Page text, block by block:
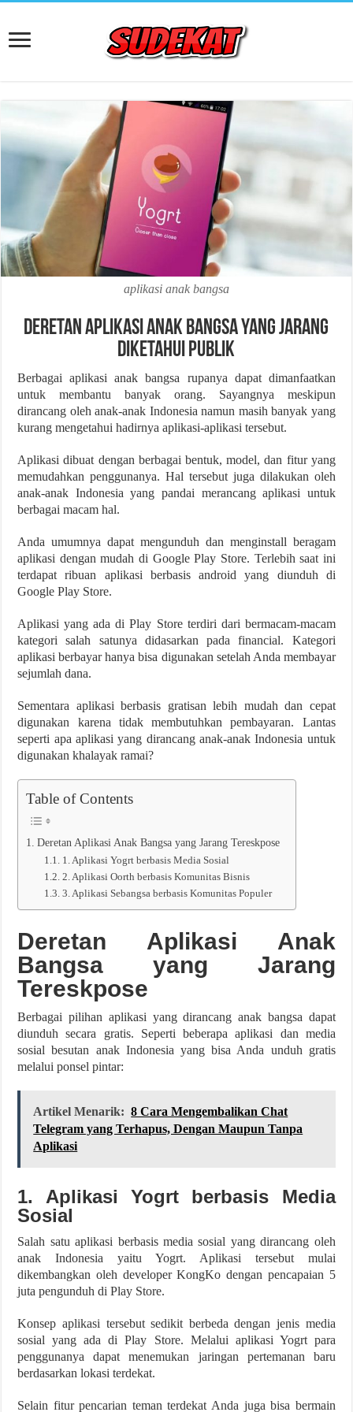
aplikasi anak bangsa
Deretan Aplikasi Anak Bangsa yang Jarang
Diketahui Publik
Berbagai aplikasi anak bangsa rupanya dapat dimanfaatkan
untuk membantu banyak orang. Sayangnya meskipun
dirancang oleh anak-anak Indonesia namun masih banyak yang
kurang mengetahui hadirnya aplikasi-aplikasi tersebut.
Aplikasi dibuat dengan berbagai bentuk, model, dan fitur yang
memudahkan penggunanya. Hal tersebut juga dilakukan oleh
anak-anak Indonesia yang pandai merancang aplikasi untuk
berbagai macam hal.
Anda umumnya dapat mengunduh dan menginstall beragam
aplikasi dengan mudah di Google Play Store. Terlebih saat ini
terdapat ribuan aplikasi berbasis android yang diunduh di
Google Play Store.
Aplikasi yang ada di Play Store terdiri dari bermacam-macam
kategori salah satunya didasarkan pada financial. Kategori
aplikasi berbayar hanya bisa digunakan setelah Anda membayar
sejumlah dana.
Sementara aplikasi berbasis gratisan lebih mudah dan cepat
digunakan karena tidak membutuhkan pembayaran. Lantas
seperti apa aplikasi yang dirancang anak-anak Indonesia untuk
digunakan khalayak ramai?
Table of Contents
Deretan Aplikasi Anak Bangsa yang Jarang Tereskpose
1. Aplikasi Yogrt berbasis Media Sosial
2. Aplikasi Oorth berbasis Komunitas Bisnis
3. Aplikasi Sebangsa berbasis Komunitas Populer
Deretan Aplikasi Anak
Bangsa yang Jarang
Tereskpose
Berbagai pilihan aplikasi yang dirancang anak bangsa dapat
diunduh secara gratis. Seperti beberapa aplikasi dan media
sosial besutan anak Indonesia yang bisa Anda unduh gratis
melalui ponsel pintar:
Artikel Menarik: 8 Cara Mengembalikan Chat
Telegram yang Terhapus, Dengan Maupun Tanpa
Aplikasi
1. Aplikasi Yogrt berbasis Media
Sosial
Salah satu aplikasi berbasis media sosial yang dirancang oleh
anak Indonesia yaitu Yogrt. Aplikasi tersebut mulai
dikembangkan oleh developer KongKo dengan pencapaian 5
juta pengunduh di Play Store.
Konsep aplikasi tersebut sedikit berbeda dengan jenis media
sosial yang ada di Play Store. Melalui aplikasi Yogrt para
penggunanya dapat menemukan jaringan pertemanan baru
berdasarkan lokasi terdekat.
Selain fitur pencarian teman terdekat Anda juga bisa bermain